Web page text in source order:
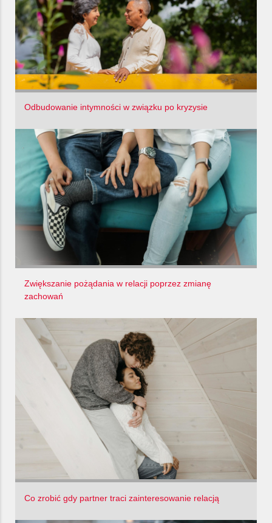
Odbudowanie intymności w związku po kryzysie
Zwiększanie pożądania w relacji poprzez zmianę
zachowań
Co zrobić gdy partner traci zainteresowanie relacją